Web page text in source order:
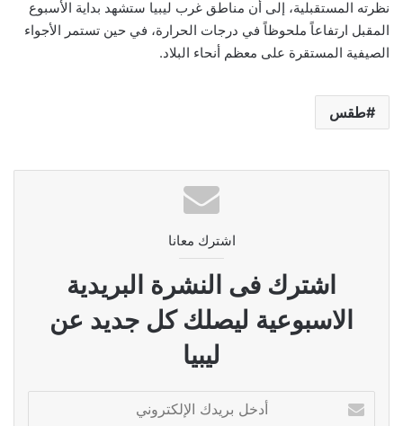
نظرته المستقبلية، إلى أن مناطق غرب ليبيا ستشهد بداية الأسبوع
المقبل ارتفاعاً ملحوظاً في درجات الحرارة، في حين تستمر الأجواء
الصيفية المستقرة على معظم أنحاء البلاد.
طقس
اشترك معانا
اشترك فى النشرة البريدية
الاسبوعية ليصلك كل جديد عن
ليبيا
بريدك